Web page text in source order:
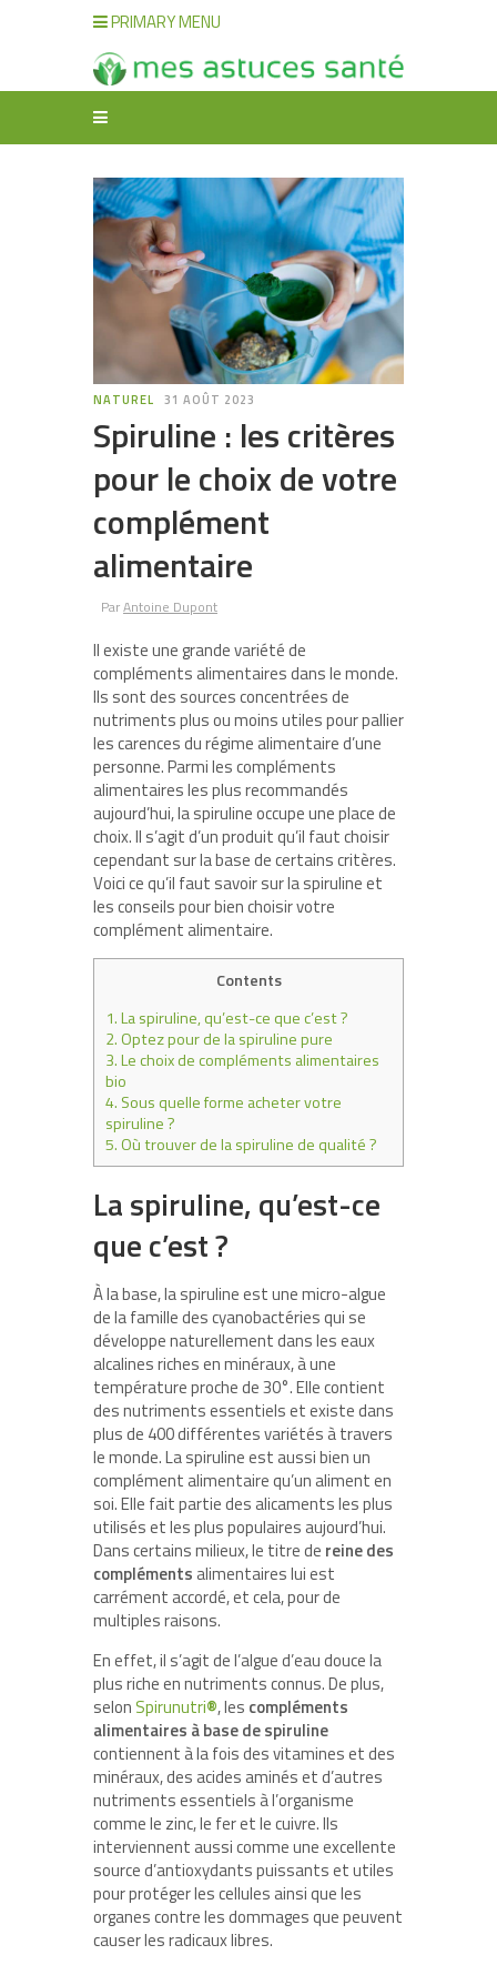
PRIMARY MENU
NATUREL 31 AOÛT 2023
Spiruline : les critères
pour le choix de votre
complément
alimentaire
ParAntoine Dupont
Il existe une grande variété de
compléments alimentaires dans le monde.
Ils sont des sources concentrées de
nutriments plus ou moins utiles pour pallier
les carences du régime alimentaire d’une
personne. Parmi les compléments
alimentaires les plus recommandés
aujourd’hui, la spiruline occupe une place de
choix. Il s’agit d’un produit qu’il faut choisir
cependant sur la base de certains critères.
Voici ce qu’il faut savoir sur la spiruline et
les conseils pour bien choisir votre
complément alimentaire.
Contents
1.La spiruline, qu’est-ce que c’est ?
2.Optez pour de la spiruline pure
3.Le choix de compléments alimentaires
bio
4. Sous quelle forme acheter votre
spiruline ?
5.Où trouver de la spiruline de qualité ?
La spiruline, qu’est-ce
que c’est ?
À la base, la spiruline est une micro-algue
de la famille des cyanobactéries qui se
développe naturellement dans les eaux
alcalines riches en minéraux, à une
température proche de 30°. Elle contient
des nutriments essentiels et existe dans
plus de 400 différentes variétés à travers
le monde. La spiruline est aussi bien un
complément alimentaire qu’un aliment en
soi. Elle fait partie des alicaments les plus
utilisés et les plus populaires aujourd’hui.
Dans certains milieux, le titre de reine des
compléments alimentaires lui est
carrément accordé, et cela, pour de
multiples raisons.
En effet, il s’agit de l’algue d’eau douce la
plus riche en nutriments connus. De plus,
selon Spirunutri®, les compléments
alimentaires à base de spiruline
contiennent à la fois des vitamines et des
minéraux, des acides aminés et d’autres
nutriments essentiels à l’organisme
comme le zinc, le fer et le cuivre. Ils
interviennent aussi comme une excellente
source d’antioxydants puissants et utiles
pour protéger les cellules ainsi que les
organes contre les dommages que peuvent
causer les radicaux libres.